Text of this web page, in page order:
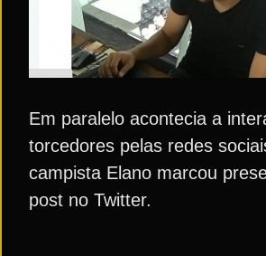
Em paralelo acontecia a
torcedores pelas redes
campista Elano marcou
post no Twitter.